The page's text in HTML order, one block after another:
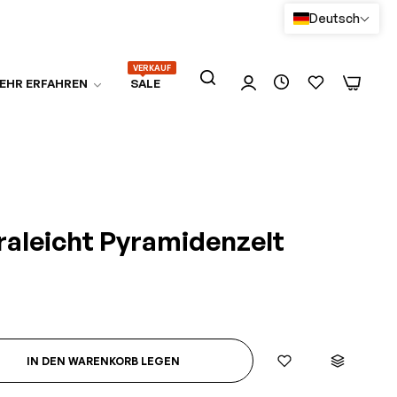
ERFAHREN SALE
VERKAUF
0 0
Pyramidenzelt
IN DEN WARENKORB LEGEN
Deutsch